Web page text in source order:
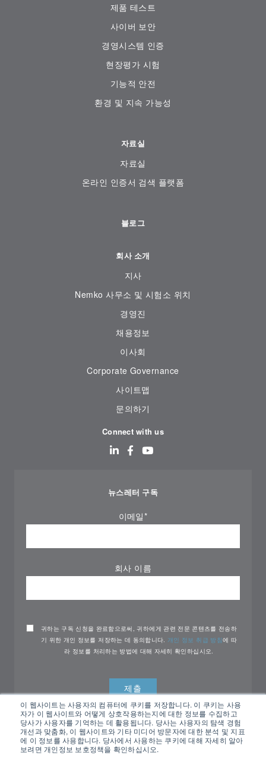
이 웹사이트는 사용자의 컴퓨터에 쿠키를 저장합니다. 이 쿠키는 사용
자가 이 웹사이트와 어떻게 상호작용하는지에 대한 정보를 수집하고
당사가 사용자를 기억하는 데 활용됩니다. 당사는 사용자의 탐색 경험
개선과 맞춤화, 이 웹사이트와 기타 미디어 방문자에 대한 분석 및 지표
에 이 정보를 사용합니다. 당사에서 사용하는 쿠키에 대해 자세히 알아
보려면 개인정보 보호정책을 확인하십시오.
제품 테스트
사이버 보안
경영시스템 인증
현장평가 시험
기능적 안전
환경 및 지속 가능성
자료실
자료실
온라인 인증서 검색 플랫폼
블로그
회사 소개
지사
Nemko 사무소 및 시험소 위치
경영진
채용정보
이사회
Corporate Governance
사이트맵
문의하기
Connect with us
뉴스레터 구독
이메일*
회사 이름
귀하는 구독 신청을 완료함으로써, 귀하에게 관련 전문 콘텐츠를 전송하
기 위한 개인 정보를 저장하는 데 동의합니다. 개인 정보 취급 방침에 따
라 정보를 처리하는 방법에 대해 자세히 확인하십시오.